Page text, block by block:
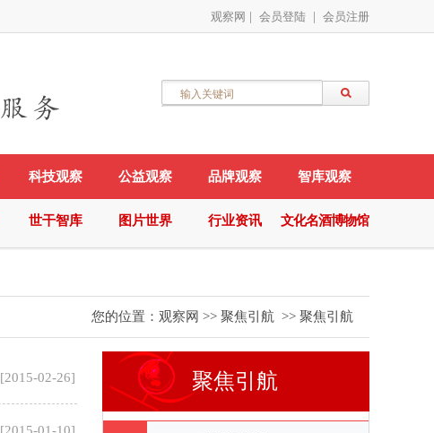
观察网 会员登陆 会员注册
科技观察 公益观察 品牌观察 智库观察
世干智库 图片世界 行业资讯 文化名酒博物馆
您的位置： 观察网 >> 聚焦引航 >> 聚焦引航
[2015-02-26] 聚焦引航